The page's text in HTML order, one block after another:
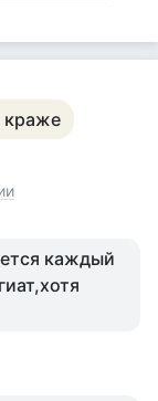
краже
каждый